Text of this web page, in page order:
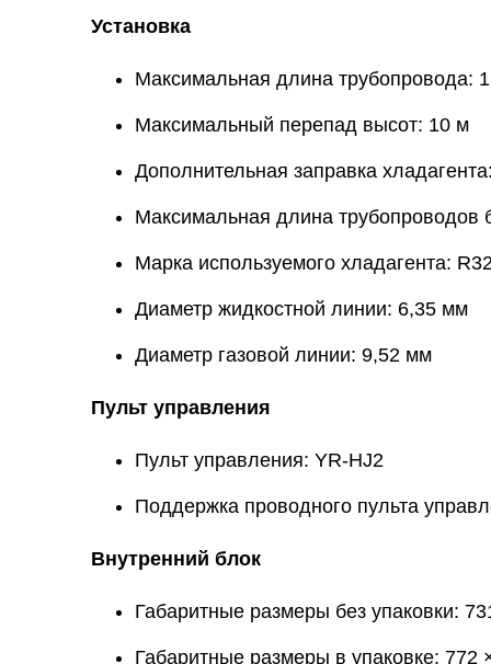
Установка
Максимальная длина трубопровода:
Максимальный перепад высот: 10 м
Дополнительная заправка
Максимальная длина трубопроводов
Марка используемого хладагента:
Диаметр жидкостной линии: 6,35 мм
Диаметр газовой линии: 9,52 мм
Пульт управления
Пульт управления: YR-HJ2
Поддержка проводного пульта
Внутренний блок
Габаритные размеры без упаковки:
Габаритные размеры в упаковке: 772